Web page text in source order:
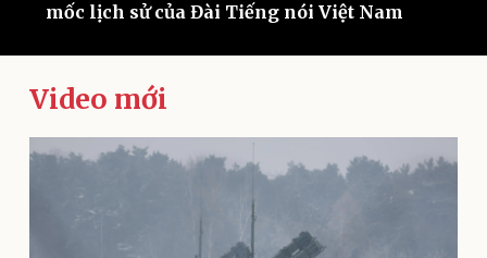
mốc lịch sử của Đài Tiếng nói Việt Nam
Video mới